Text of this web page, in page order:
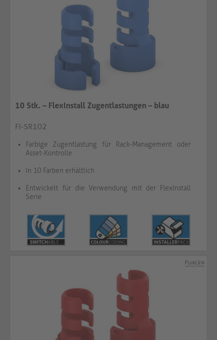
10 Stk. – FlexInstall Zugentlastungen – blau
FI-SR102
Farbige Zugentlastung für Rack-Management oder
Asset-Kontrolle
In 10 Farben erhältlich
Entwickelt für die Verwendung mit der FlexInstall
Serie